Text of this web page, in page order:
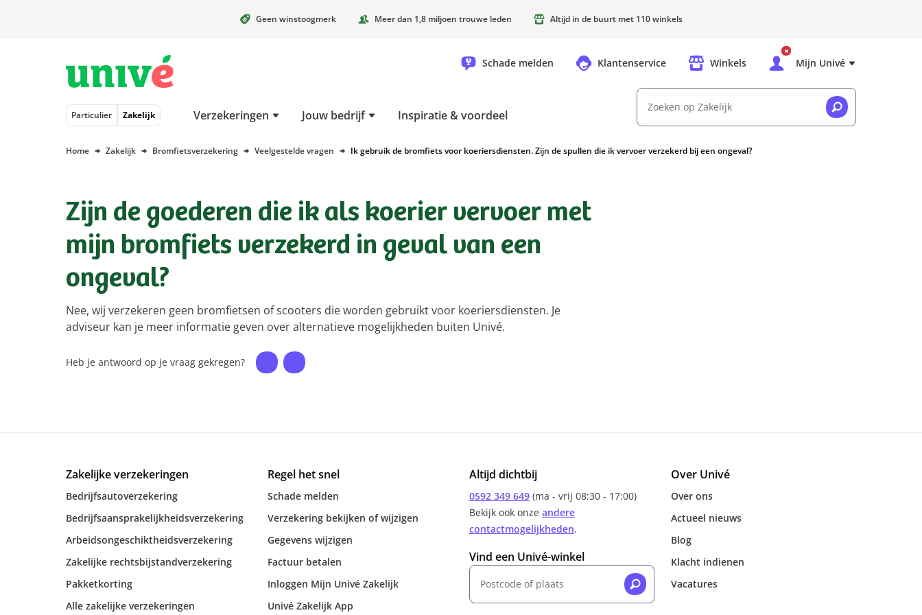
Geen winstoogmerk Meer dan 1,8 miljoen trouwe leden Altijd in de buurt met 110 winkels
Schade melden Klantenservice Winkels Mijn Univé
Particulier Zakelijk Verzekeringen Jouw bedrijf Inspiratie & voordeel
Zoeken op Zakelijk
Home Zakelijk Bromfietsverzekering Veelgestelde vragen Ik gebruik de bromfiets voor koeriersdiensten. Zijn de spullen die ik vervoer verzekerd bij een ongeval?
Zijn de goederen die ik als koerier vervoer met
mijn bromfiets verzekerd in geval van een
ongeval?
Nee, wij verzekeren geen bromfietsen of scooters die worden gebruikt voor koeriersdiensten. Je
adviseur kan je meer informatie geven over alternatieve mogelijkheden buiten Univé.
Heb je antwoord op je vraag gekregen?
Zakelijke verzekeringen
Bedrijfsautoverzekering
Bedrijfsaansprakelijkheidsverzekering
Arbeidsongeschiktheidsverzekering
Zakelijke rechtsbijstandverzekering
Pakketkorting
Alle zakelijke verzekeringen
Regel het snel
Schade melden
Verzekering bekijken of wijzigen
Gegevens wijzigen
Factuur betalen
Inloggen Mijn Univé Zakelijk
Univé Zakelijk App
Altijd dichtbij
0592 349 649 (ma - vrij 08:30 - 17:00)
Bekijk ook onze andere
contactmogelijkheden.
Vind een Univé-winkel
Over Univé
Over ons
Actueel nieuws
Blog
Klacht indienen
Vacatures